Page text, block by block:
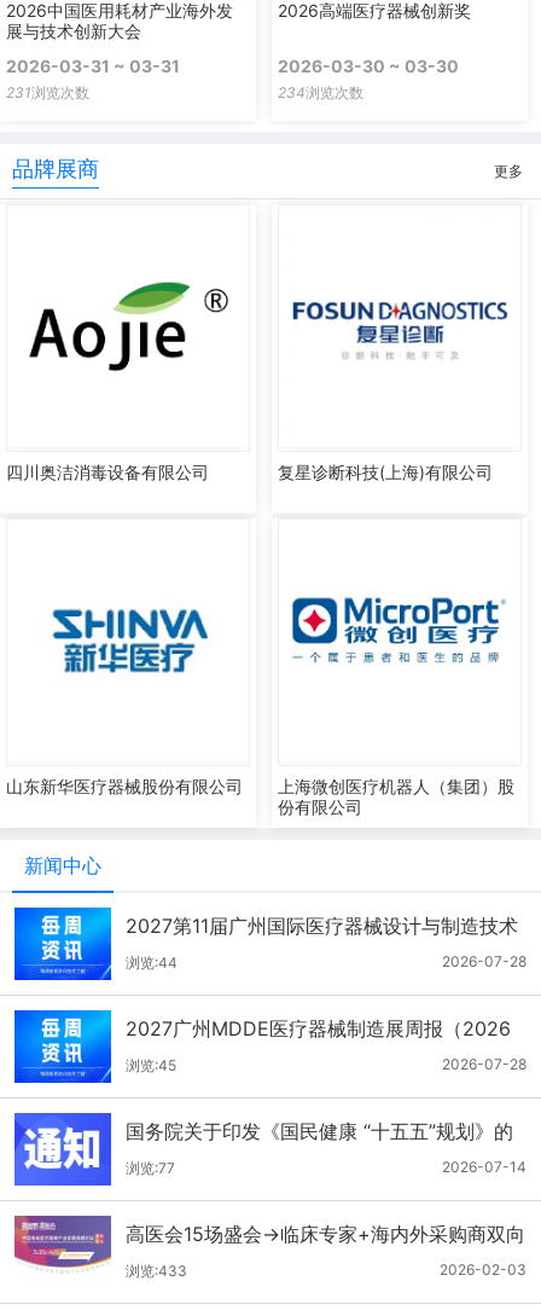
2026中国医用耗材产业海外发
展与技术创新大会
2026-03-31 ~ 03-31
231浏览次数
2026高端医疗器械创新奖
2026-03-30 ~ 03-30
234浏览次数
品牌展商 更多
四川奥洁消毒设备有限公司 复星诊断科技(上海)有限公司
山东新华医疗器械股份有限公司
上海微创医疗机器人（集团）股
份有限公司
新闻中心
2027第11届广州国际医疗器械设计与制造技术
展一周报（7.22-7.28）
2026-07-28
浏览:44
2027广州MDDE医疗器械制造展周报（2026
年7月21-27日）
2026-07-28
浏览:45
国务院关于印发《国民健康 “十五五”规划》的
通知
2026-07-14
浏览:77
高医会15场盛会→临床专家+海内外采购商双向
对接
2026-02-03
浏览:433